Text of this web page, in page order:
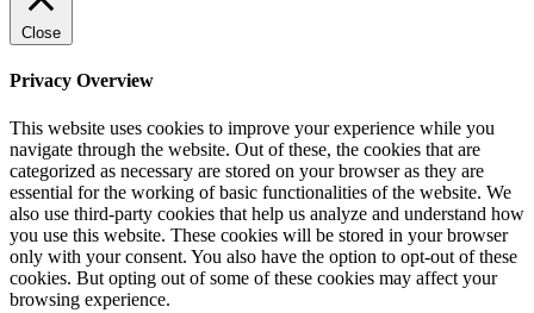
Close
Privacy Overview
This website uses cookies to improve your experience while you
navigate through the website. Out of these, the cookies that are
categorized as necessary are stored on your browser as they are
essential for the working of basic functionalities of the website. We
also use third-party cookies that help us analyze and understand how
you use this website. These cookies will be stored in your browser
only with your consent. You also have the option to opt-out of these
cookies. But opting out of some of these cookies may affect your
browsing experience.